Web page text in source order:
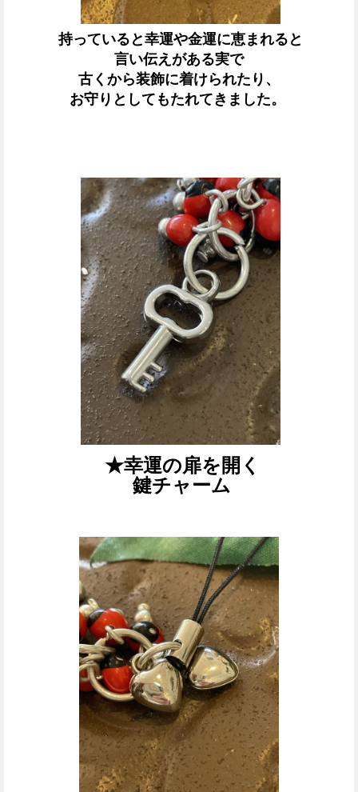
持っていると幸運や金運に恵まれると
言い伝えがある実で
古くから装飾に着けられたり、
お守りとしてもたれてきました。
★幸運の扉を開く
鍵チャーム